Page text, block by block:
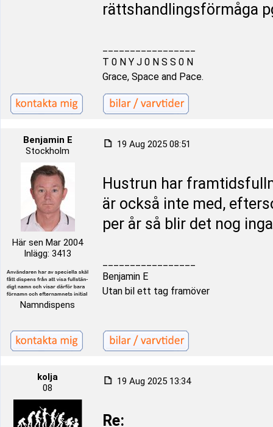
rättshandlingsförmåga
T 0 N Y J 0 N S S 0 N
Grace, Space and Pace.
Benjamin E
Stockholm
Här sen Mar 2004
Inlägg: 3413
Namndispens
19 Aug 2025 08:51
Hustrun har
är också inte med,
per år så blir det nog
Benjamin E
Utan bil ett tag framöver
kolja
08
19 Aug 2025 13:34
Re: